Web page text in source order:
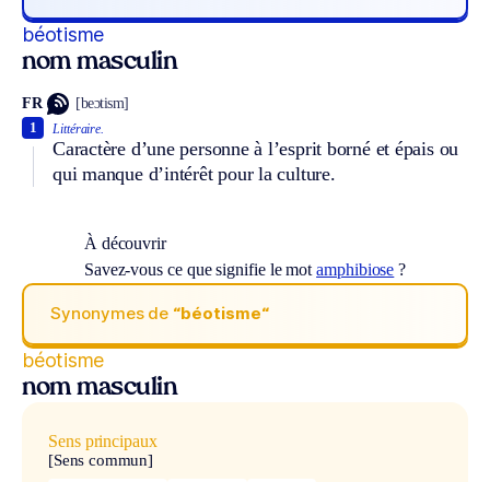
béotisme
nom masculin
FR [beɔtism]
Littéraire.
Caractère d’une personne à l’esprit borné et épais ou
qui manque d’intérêt pour la culture.
1
À découvrir
Savez-vous ce que signifie le motamphibiose ?
Synonymes de “béotisme“
béotisme
nom masculin
Sens principaux
[Sens commun]